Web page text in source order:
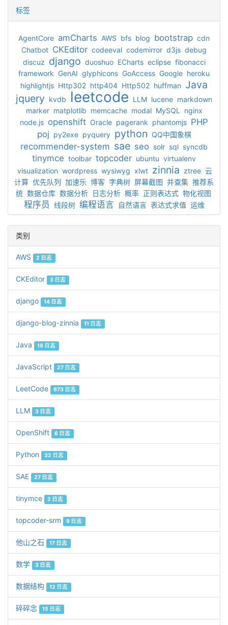
标签
AgentCore amCharts AWS bfs blog bootstrap cdn
Chatbot CKEditor codeeval codemirror d3js debug
discuz django duoshuo ECharts eclipse fibonacci
framework GenAI glyphicons GoAccess Google heroku
highlightjs Http302 http404 Http502 huffman Java
jquery kvdb leetcode LLM lucene markdown
marker matplotlib memcache modal MySQL
nginx
node.js openshift Oracle pagerank phantomjs PHP
poj py2exe pyquery python QQ中国象棋
recommender-system sae seo solr sql syncdb
tinymce toolbar topcoder ubuntu virtualenv
visualization wordpress wysiwyg xlwt zinnia ztree 云
计算 优先队列 加速乐 博客 字典树 屏幕截图 并查集 推荐系
统 数据仓库 数据分析 日志分析 概率 正则表达式 物化视图
程序员 线段树 编程语言 自然语言 表达式求值 运维
类别
AWS 2 日志
CKEditor 3 日志
django 14 日志
django-blog-zinnia 11 日志
Java 18 日志
JavaScript 27 日志
LeetCode 673 日志
LLM 3 日志
OpenShift 6 日志
Python 32 日志
SAE 27 日志
tinymce 2 日志
topcoder-srm 9 日志
他山之石 17 日志
数学 3 日志
数据结构 12 日志
碎碎念 15 日志